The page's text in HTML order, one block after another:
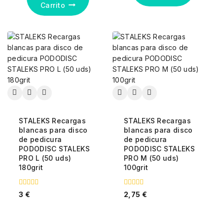
Carrito
STALEKS Recargas
blancas para disco
de pedicura
PODODISC STALEKS
PRO L (50 uds)
180grit
0
fuera
3 €
STALEKS Recargas
blancas para disco
de pedicura
PODODISC STALEKS
PRO M (50 uds)
100grit
0
fuera
2,75 €